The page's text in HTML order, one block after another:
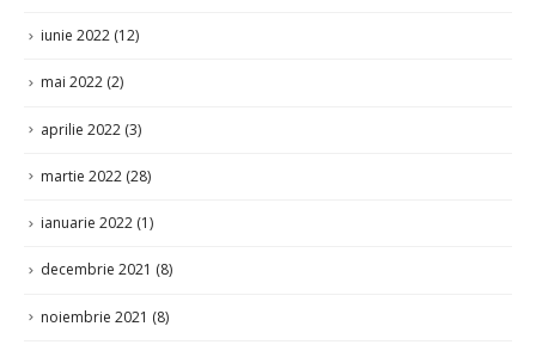
iunie 2022 (12)
mai 2022 (2)
aprilie 2022 (3)
martie 2022 (28)
ianuarie 2022 (1)
decembrie 2021 (8)
noiembrie 2021 (8)